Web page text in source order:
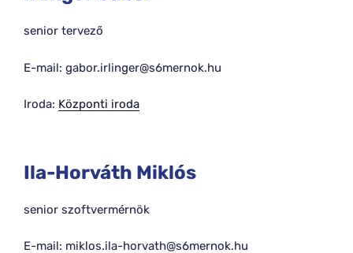
senior tervező
E-mail: gabor.irlinger@s6mernok.hu
Iroda: Központi iroda
Ila-Horváth Miklós
senior szoftvermérnök
E-mail: miklos.ila-horvath@s6mernok.hu